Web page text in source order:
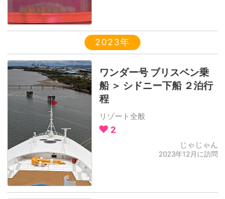
2023年
ワンダー号 ブリスベン乗
船 ＞ シドニー下船 ２泊行
程
リゾート全般
2
じゃじゃん
2023年12月に訪問